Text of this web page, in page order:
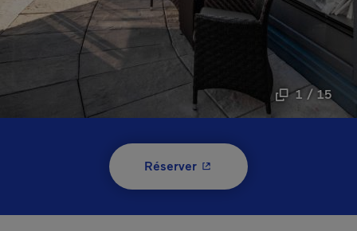
1 / 15
Réserver- Cet hyperlien s'ouvrira